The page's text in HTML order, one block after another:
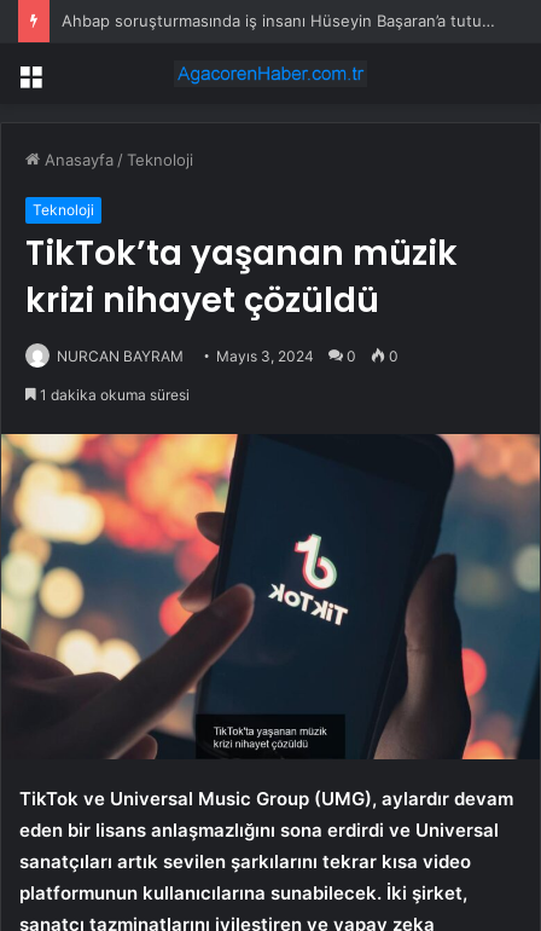
Ahbap soruşturmasında iş insanı Hüseyin Başaran’a tutuklama talebi
Menü
Anasayfa /Teknoloji
Teknoloji
TikTok’ta yaşanan müzik
krizi nihayet çözüldü
NURCAN BAYRAM Mayıs 3, 2024 0 0
1 dakika okuma süresi
TikTok ve Universal Music Group (UMG), aylardır devam
eden bir lisans anlaşmazlığını sona erdirdi ve Universal
sanatçıları artık sevilen şarkılarını tekrar kısa video
platformunun kullanıcılarına sunabilecek. İki şirket,
sanatçı tazminatlarını iyileştiren ve yapay zeka